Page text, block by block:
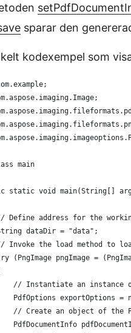
sparar den
kodexempel som
main
static void main(String[]
Define address for the
dataDir = "data";
Invoke the load method to
(PngImage pngImage =
// Instantiate an instance
PdfOptions exportOptions =
// Create an object of the
PdfDocumentInfo